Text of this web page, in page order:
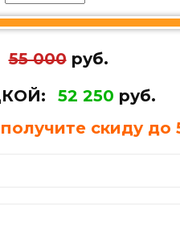
55 000руб.
52 250 руб.
скиду до